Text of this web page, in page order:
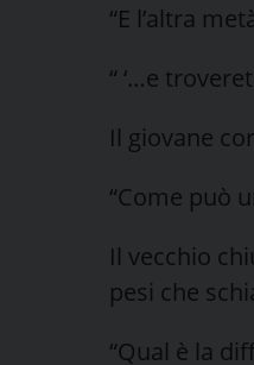
“E l’altra
“ ‘…e
Il giovane
“Come può
Il vecchio
pesi che
“Qual è la